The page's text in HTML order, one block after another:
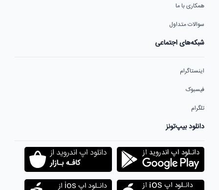
همکاری با ما
سوالات متداول
شبکه‌های اجتماعی
اینستاگرام
فیسبوک
تلگرام
دانلود بیپ‌تونز